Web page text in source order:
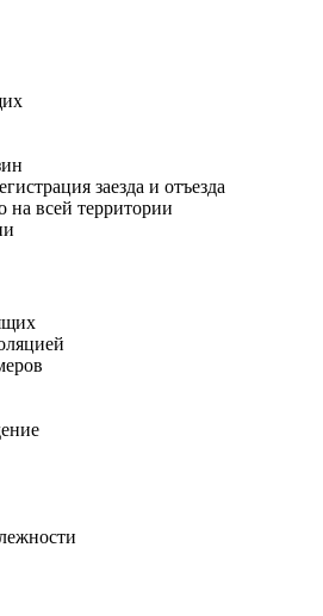
заезда и отъезда
на всей территории